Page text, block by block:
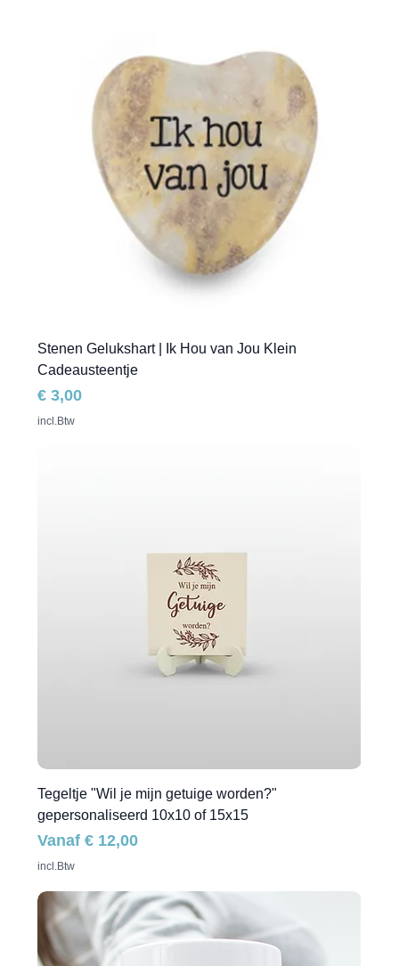
Stenen Gelukshart | Ik Hou van Jou Klein
Cadeausteentje
Prijs
€ 3,00
incl.Btw
Tegeltje "Wil je mijn getuige worden?"
gepersonaliseerd 10x10 of 15x15
Vanaf€ 12,00
Verkoopprijs
incl.Btw